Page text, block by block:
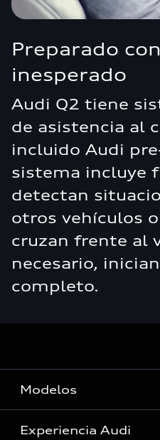
Preparado
inesperado
Audi Q2 tiene
de asistencia al
incluido Audi
sistema incluye
detectan
otros vehículos
cruzan frente al
necesario,
completo.
Modelos
Ver Modelos
Experiencia Audi